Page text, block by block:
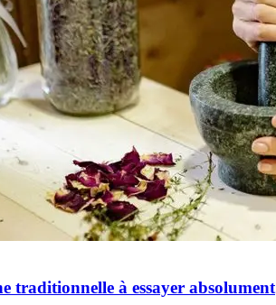
traditionnelle à essayer absolument